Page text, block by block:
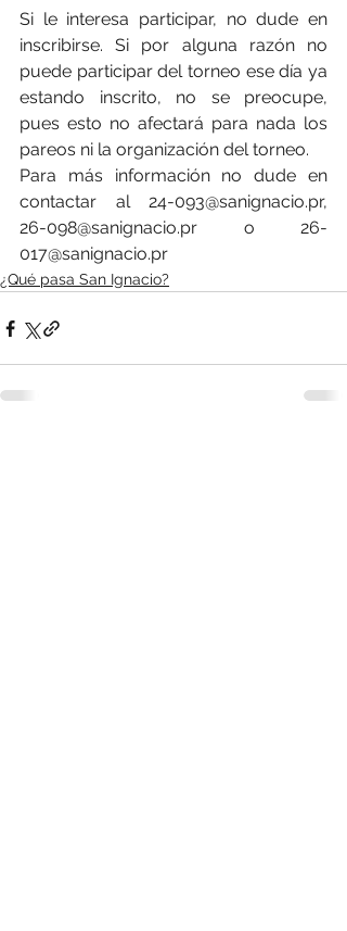
Si le interesa participar, no dude en
inscribirse. Si por alguna razón no
puede participar del torneo ese día ya
estando inscrito, no se preocupe,
pues esto no afectará para nada los
pareos ni la organización del torneo.
Para más información no dude en
contactar al 24-093@sanignacio.pr,
26-098@sanignacio.pr o 26-
017@sanignacio.pr
¿Qué pasa San Ignacio?